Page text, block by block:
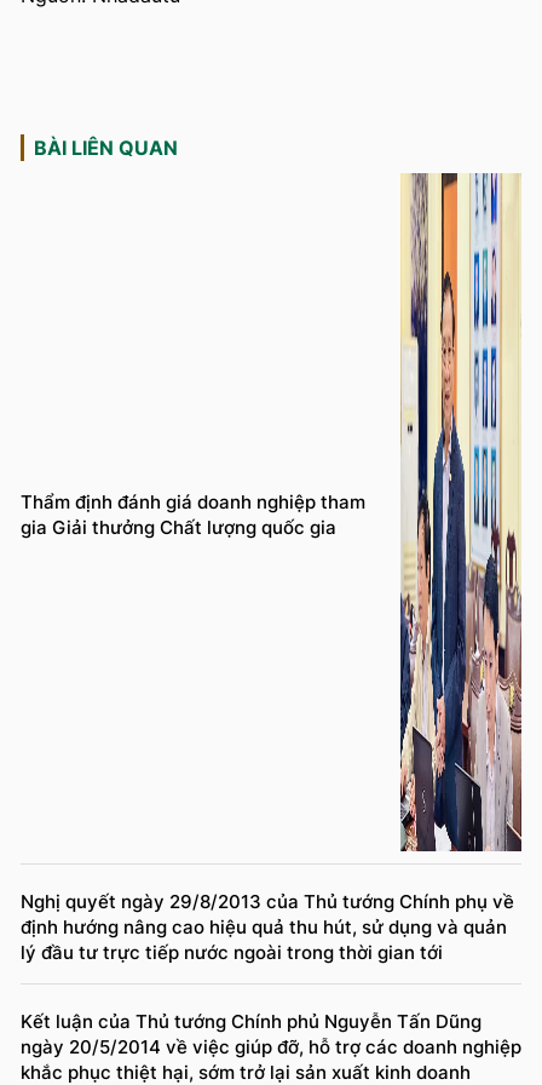
BÀI LIÊN QUAN
Thẩm định đánh giá doanh nghiệp tham
gia Giải thưởng Chất lượng quốc gia
Nghị quyết ngày 29/8/2013 của Thủ tướng Chính phụ về
định hướng nâng cao hiệu quả thu hút, sử dụng và quản
lý đầu tư trực tiếp nước ngoài trong thời gian tới
Kết luận của Thủ tướng Chính phủ Nguyễn Tấn Dũng
ngày 20/5/2014 về việc giúp đỡ, hỗ trợ các doanh nghiệp
khắc phục thiệt hại, sớm trở lại sản xuất kinh doanh